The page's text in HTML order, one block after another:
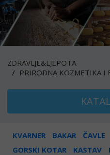
ZDRAVLJE&LJEPOTA
PRIRODNA KOZMETIKA I
KVARNER BAKAR ČAVLE
GORSKI KOTAR
KASTAV